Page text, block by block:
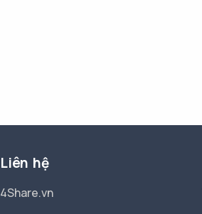
Liên hệ
4Share.vn